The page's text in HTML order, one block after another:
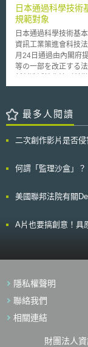
因涉及智慧財產侵權
進入司法審判程序前
正當威脅法將有助於
確之規範框架，鼓勵
息以解決紛爭，而非
理的地位，以保護客
日本通過科學技術
規範對象
日本通過科學技術基
資訊工業策進會科技法律研究
月24日通過由內閣府
等の一部を改正する
下稱科技創新活性化
創新活性化法，增訂
小企業技術革新制度之補助規範。 壹、背景
11月公布的「整合提
り方について）」報
「創新創造」（イノ
以自身收入資助具特
（4）從鼓勵創新創造
亦意圖落實同步推動
二者並重發展的法制環境。 貳、內容摘要 本包裹式法
學技術基本法規範主
創新基本法立法目的
最多人閱讀
二次創作影片是否
何謂「監理沙盒」？
美國聯邦法院有關
A片也要搞創意！具
隱私權聲明
聯絡我們
相關連結
財團法人